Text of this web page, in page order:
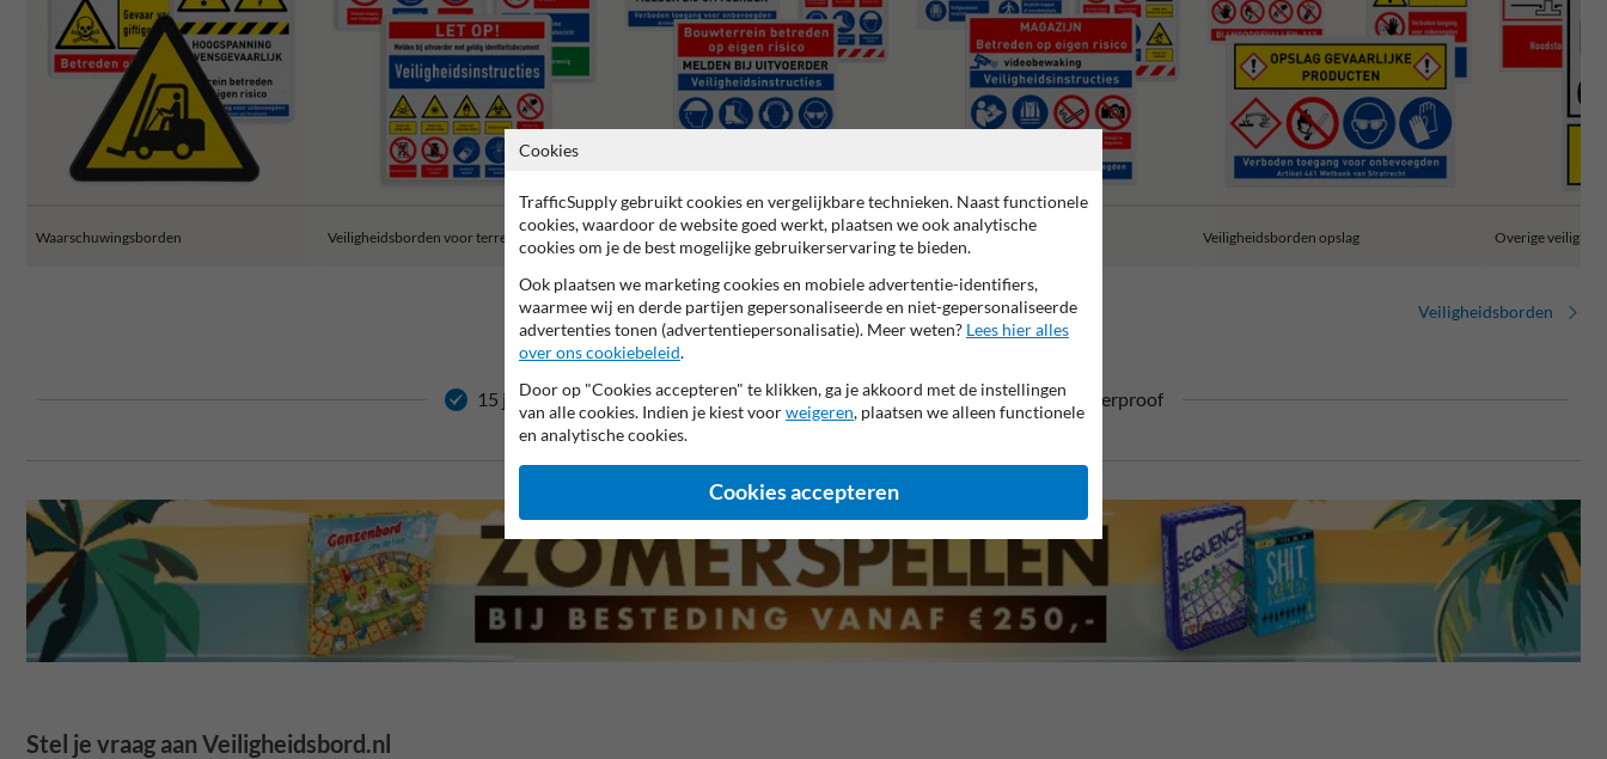
Waarschuwingsborden Veiligheidsborden voor terrein Bouwplaats borden
Veiligheidsborden magazijn en
werkplaats
Veiligheidsborden opslag Overige
Veiligheidsborden
15 jaar garantie op reflecterende folie Anti-graffiti laminaat 99% Hufterproof
Stel je vraag aan Veiligheidsbord.nl
Cookies
TrafficSupply gebruikt cookies en vergelijkbare technieken. Naast functionele
cookies, waardoor de website goed werkt, plaatsen we ook analytische
cookies om je de best mogelijke gebruikerservaring te bieden.
Ook plaatsen we marketing cookies en mobiele advertentie-identifiers,
waarmee wij en derde partijen gepersonaliseerde en niet-gepersonaliseerde
advertenties tonen (advertentiepersonalisatie). Meer weten? Lees hier alles
over ons cookiebeleid.
Door op "Cookies accepteren" te klikken, ga je akkoord met de instellingen
van alle cookies. Indien je kiest voorweigeren, plaatsen we alleen functionele
en analytische cookies.
Cookies accepteren